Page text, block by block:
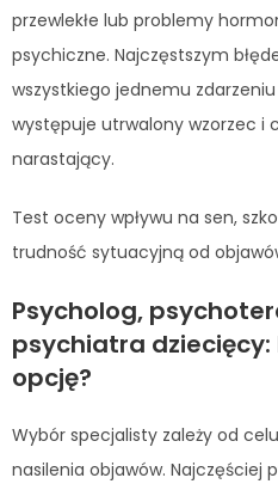
przewlekłe lub problemy
psychiczne. Najczęstszym
wszystkiego jednemu
występuje utrwalony wzorzec i
narastający.
Test oceny wpływu na sen,
trudność sytuacyjną od
Psycholog,
psychiatra
opcję?
Wybór specjalisty zależy od
nasilenia objawów. Najczęściej